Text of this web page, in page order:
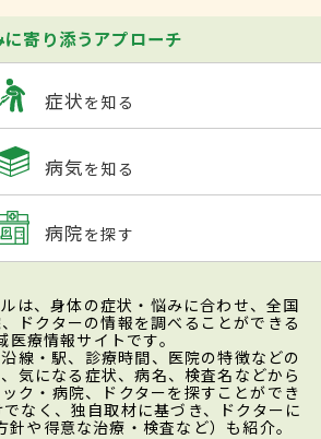
に寄り添うアプローチ
症状を知る
病気を知る
病院を探す
は、身体の症状・悩みに合わせ、全国
ドクターの情報を調べることができる
医療情報サイトです。
線・駅、診療時間、医院の特徴などの
気になる症状、病名、検査名などから
ク・病院、ドクターを探すことができ
なく、独自取材に基づき、ドクターに
や得意な治療・検査など）も紹介。